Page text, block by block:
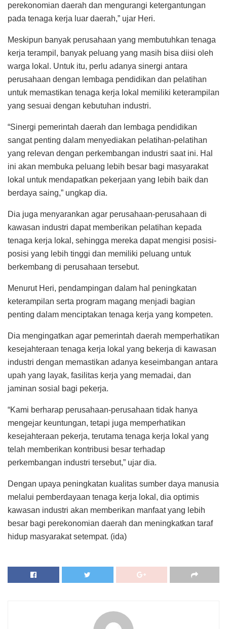
perekonomian daerah dan mengurangi ketergantungan
pada tenaga kerja luar daerah,” ujar Heri.
Meskipun banyak perusahaan yang membutuhkan tenaga
kerja terampil, banyak peluang yang masih bisa diisi oleh
warga lokal. Untuk itu, perlu adanya sinergi antara
perusahaan dengan lembaga pendidikan dan pelatihan
untuk memastikan tenaga kerja lokal memiliki keterampilan
yang sesuai dengan kebutuhan industri.
“Sinergi pemerintah daerah dan lembaga pendidikan
sangat penting dalam menyediakan pelatihan-pelatihan
yang relevan dengan perkembangan industri saat ini. Hal
ini akan membuka peluang lebih besar bagi masyarakat
lokal untuk mendapatkan pekerjaan yang lebih baik dan
berdaya saing,” ungkap dia.
Dia juga menyarankan agar perusahaan-perusahaan di
kawasan industri dapat memberikan pelatihan kepada
tenaga kerja lokal, sehingga mereka dapat mengisi posisi-
posisi yang lebih tinggi dan memiliki peluang untuk
berkembang di perusahaan tersebut.
Menurut Heri, pendampingan dalam hal peningkatan
keterampilan serta program magang menjadi bagian
penting dalam menciptakan tenaga kerja yang kompeten.
Dia mengingatkan agar pemerintah daerah memperhatikan
kesejahteraan tenaga kerja lokal yang bekerja di kawasan
industri dengan memastikan adanya keseimbangan antara
upah yang layak, fasilitas kerja yang memadai, dan
jaminan sosial bagi pekerja.
“Kami berharap perusahaan-perusahaan tidak hanya
mengejar keuntungan, tetapi juga memperhatikan
kesejahteraan pekerja, terutama tenaga kerja lokal yang
telah memberikan kontribusi besar terhadap
perkembangan industri tersebut,” ujar dia.
Dengan upaya peningkatan kualitas sumber daya manusia
melalui pemberdayaan tenaga kerja lokal, dia optimis
kawasan industri akan memberikan manfaat yang lebih
besar bagi perekonomian daerah dan meningkatkan taraf
hidup masyarakat setempat. (ida)